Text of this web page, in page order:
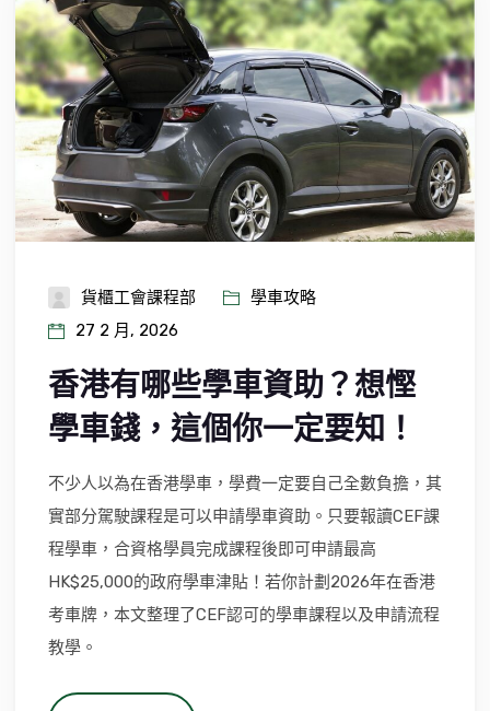
貨櫃工會課程部
學車攻略
27 2 月, 2026
香港有哪些學車資助？想慳
學車錢，這個你一定要知！
不少人以為在香港學車，學費一定要自己全數負擔，其
實部分駕駛課程是可以申請學車資助。只要報讀CEF課
程學車，合資格學員完成課程後即可申請最高
HK$25,000的政府學車津貼！若你計劃2026年在香港
考車牌，本文整理了CEF認可的學車課程以及申請流程
教學。